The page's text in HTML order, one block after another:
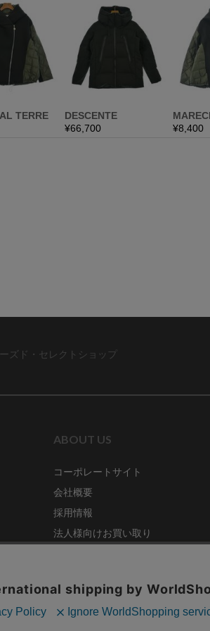
ズド・セレクトショップ
ABOUT US
コーポレートサイト
会社概要
採用情報
法人様向けお買い取り